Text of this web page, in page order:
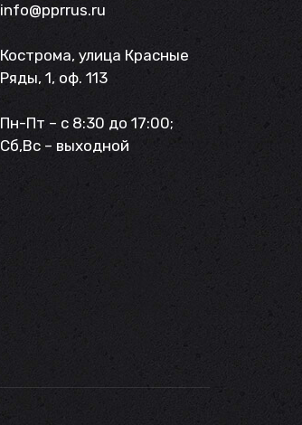
info@pprrus.ru
Кострома, улица Красные
Ряды, 1, оф. 113
Пн-Пт – с 8:30 до 17:00;
Сб,Вс – выходной